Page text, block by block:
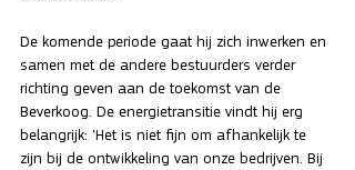
De komende periode gaat hij zich inwerken en
samen met de andere bestuurders verder
richting geven aan de toekomst van de
Beverkoog. De energietransitie vindt hij erg
belangrijk: ‘Het is niet fijn om afhankelijk te
zijn bij de ontwikkeling van onze bedrijven. Bij